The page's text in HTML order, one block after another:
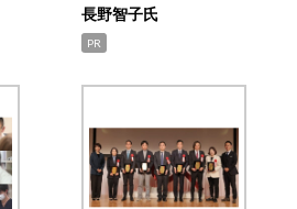
長野智子氏
PR